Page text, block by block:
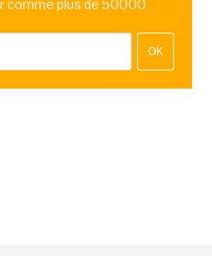
comme plus de 50000
OK